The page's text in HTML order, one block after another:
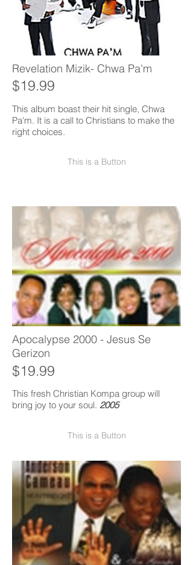
Revelation Mizik- Chwa Pa'm
$19.99
This album boast their hit single, Chwa
Pa'm. It is a call to Christians to make the
right choices.
This is a Button
Apocalypse 2000 - Jesus Se
Gerizon
$19.99
This fresh Christian Kompa group will
bring joy to your soul. 2005
This is a Button